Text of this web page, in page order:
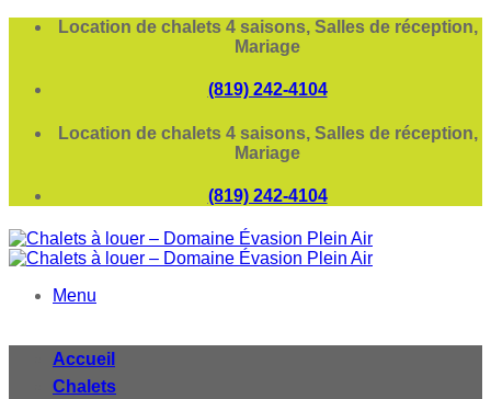
PasserLocation de chalets 4 saisons, Salles de réception,
Mariage
(819) 242-4104
Location de chalets 4 saisons, Salles de réception,
Mariage
(819) 242-4104
Menu
Accueil
Chalets